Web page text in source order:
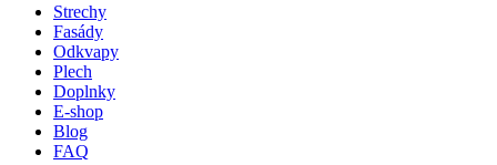
Strechy
Fasády
Odkvapy
Plech
Doplnky
E-shop
Blog
FAQ